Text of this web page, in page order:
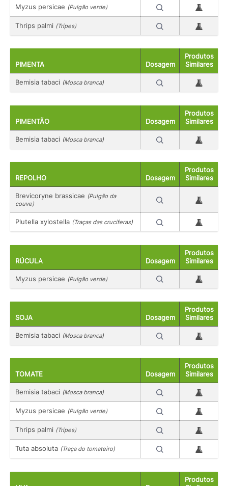
Myzus persicae (Pulgão verde)
Thrips palmi (Tripes)
PIMENTA Dosagem
Produtos
Similares
Bemisia tabaci (Mosca branca)
PIMENTÃO Dosagem
Produtos
Similares
Bemisia tabaci (Mosca branca)
REPOLHO Dosagem
Produtos
Similares
Brevicoryne brassicae (Pulgão da
couve)
Plutella xylostella (Traças das crucíferas)
RÚCULA Dosagem
Produtos
Similares
Myzus persicae (Pulgão verde)
SOJA Dosagem
Produtos
Similares
Bemisia tabaci (Mosca branca)
TOMATE Dosagem
Produtos
Similares
Bemisia tabaci (Mosca branca)
Myzus persicae (Pulgão verde)
Thrips palmi (Tripes)
Tuta absoluta (Traça do tomateiro)
Produtos